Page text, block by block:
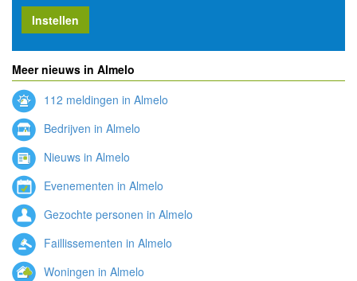
Instellen
Meer nieuws in Almelo
112 meldingen in Almelo
Bedrijven in Almelo
Nieuws in Almelo
Evenementen in Almelo
Gezochte personen in Almelo
Faillissementen in Almelo
Woningen in Almelo